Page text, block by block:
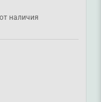
наличия